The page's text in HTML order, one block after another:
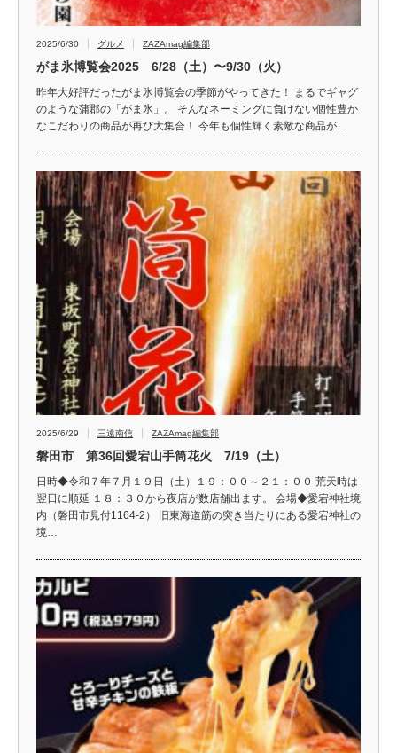
2025/6/30 グルメ ZAZAmag編集部
がま氷博覧会2025 6/28（土）〜9/30（火）
昨年大好評だったがま氷博覧会の季節がやってきた！ まるでギャグ
のような蒲郡の「がま氷」。 そんなネーミングに負けない個性豊か
なこだわりの商品が再び大集合！ 今年も個性輝く素敵な商品が…
2025/6/29 三遠南信 ZAZAmag編集部
磐田市 第36回愛宕山手筒花火 7/19（土）
日時◆令和７年７月１９日（土）１９：００～２１：００ 荒天時は
翌日に順延 １８：３０から夜店が数店舗出ます。 会場◆愛宕神社境
内（磐田市見付1164-2） 旧東海道筋の突き当たりにある愛宕神社の
境…